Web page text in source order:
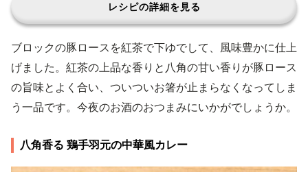
レシピの詳細を見る
ブロックの豚ロースを紅茶で下ゆでして、風味豊かに仕上
げました。紅茶の上品な香りと八角の甘い香りが豚ロース
の旨味とよく合い、ついついお箸が止まらなくなってしま
う一品です。今夜のお酒のおつまみにいかがでしょうか。
八角香る 鶏手羽元の中華風カレー